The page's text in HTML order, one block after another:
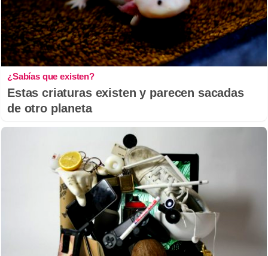
¿Sabías que existen?
Estas criaturas existen y parecen sacadas
de otro planeta